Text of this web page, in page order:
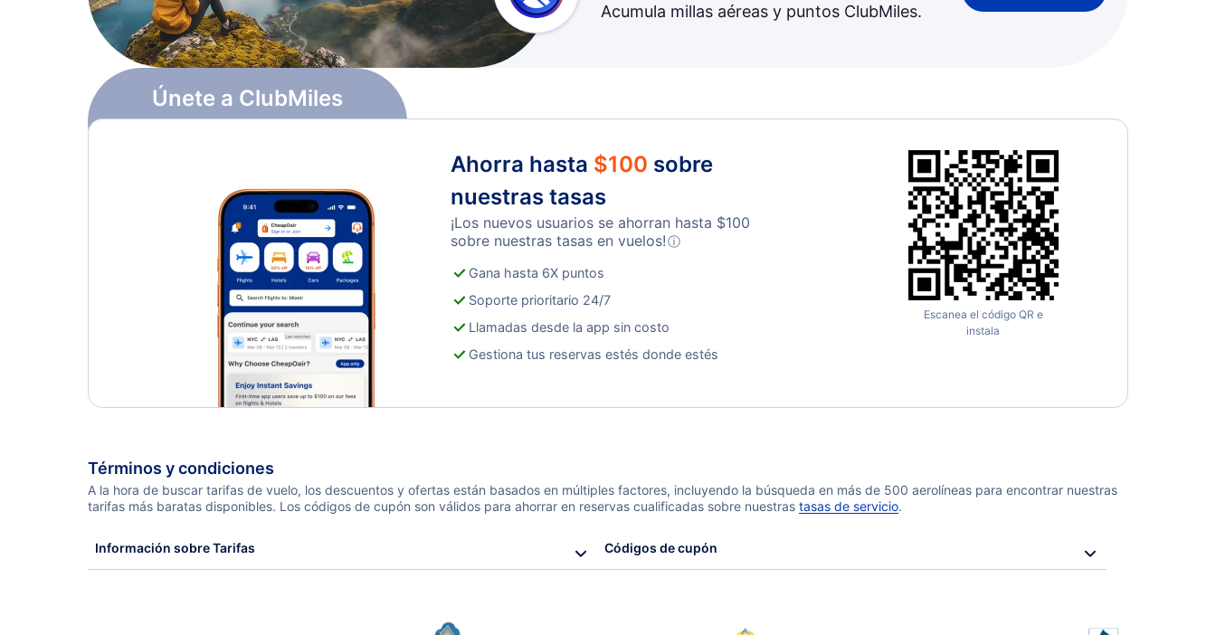
Únete a ClubMiles
Acumula millas aéreas y puntos ClubMiles.
Ahorra hasta $100 sobre
nuestras tasas
¡Los nuevos usuarios se ahorran hasta $100
sobre nuestras tasas en vuelos!ⓘ
Gana hasta 6X puntos
Soporte prioritario 24/7
Llamadas desde la app sin costo
Gestiona tus reservas estés donde estés
Escanea el código QR e
instala
Términos y condiciones
A la hora de buscar tarifas de vuelo, los descuentos y ofertas están basados en múltiples factores, incluyendo la búsqueda en más de 500 aerolíneas para encontrar nuestras
tarifas más baratas disponibles. Los códigos de cupón son válidos para ahorrar en reservas cualificadas sobre nuestras tasas de servicio.
Información sobre Tarifas Códigos de cupón